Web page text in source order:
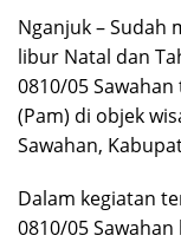
Nganjuk – Sudah
libur Natal dan
0810/05
(Pam) di objek
Sawahan,
Dalam kegiatan
0810/05